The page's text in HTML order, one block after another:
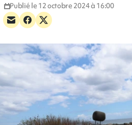
Publié le 12 octobre 2024 à 16:00